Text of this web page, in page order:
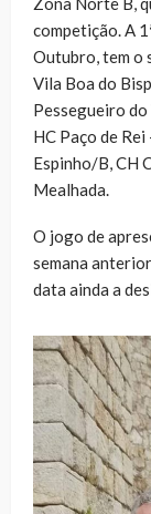
competição. A
Outubro, tem o
Vila Boa do
Pessegueiro
HC Paço de Rei
Espinho/B, CH
Mealhada.
O jogo de
semana
data ainda a